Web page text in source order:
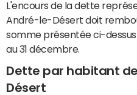
L'encours de la dette
André-le-Désert doit
somme présentée ci-
au 31 décembre.
Dette par habitant
Désert